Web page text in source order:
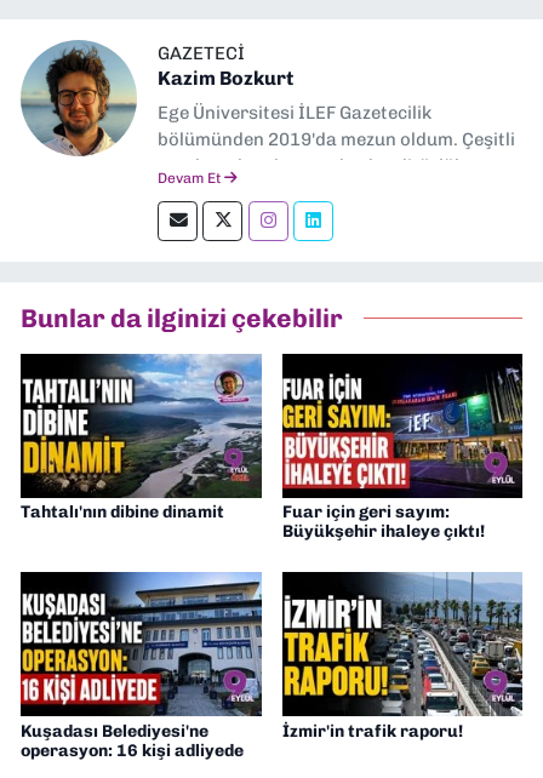
GAZETECI
Kazim Bozkurt
Ege Üniversitesi İLEF Gazetecilik
bölümünden 2019'da mezun oldum. Çeşitli
yerel ve ulusal gazetelerde editörlük,
okumayı severim.
Devam Et
Bunlar da ilginizi çekebilir
Tahtalı'nın dibine dinamit
Fuar için geri sayım:
Büyükşehir ihaleye çıktı!
Kuşadası Belediyesi'ne
operasyon: 16 kişi adliyede
İzmir'in trafik raporu!